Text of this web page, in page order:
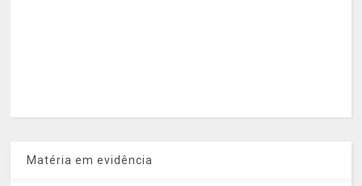
Matéria em evidência